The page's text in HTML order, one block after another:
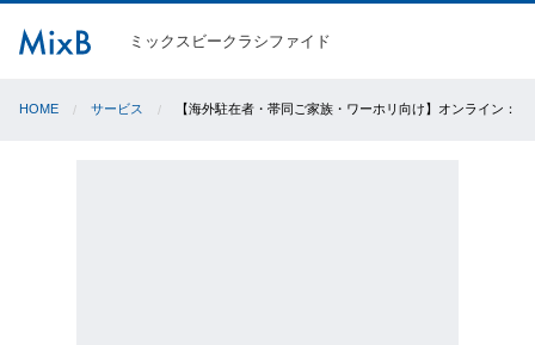
ミックスビークラシファイド
HOME サービス 【海外駐在者・帯同ご家族・ワーホリ向け】オンライン：